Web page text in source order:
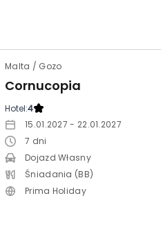
Malta / Gozo
Cornucopia
Hotel:4
15.01.2027 - 22.01.2027
7 dni
Dojazd Własny
Śniadania (BB)
Prima Holiday